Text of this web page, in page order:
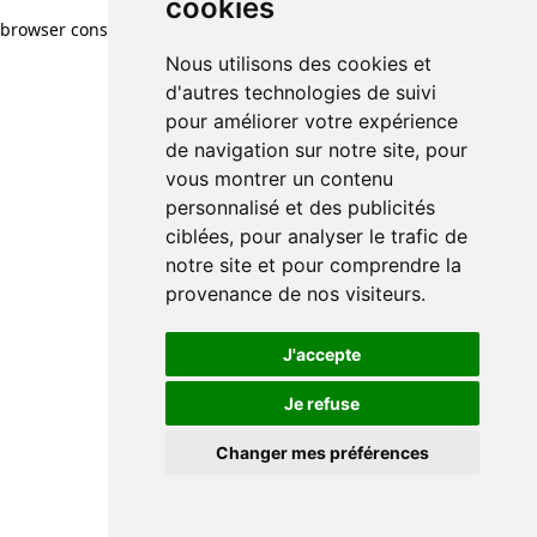
cookies
Nous utilisons des cookies et
d'autres technologies de suivi
pour améliorer votre expérience
de navigation sur notre site, pour
vous montrer un contenu
personnalisé et des publicités
ciblées, pour analyser le trafic de
notre site et pour comprendre la
provenance de nos visiteurs.
J'accepte
Je refuse
Changer mes préférences
browser console for more information)